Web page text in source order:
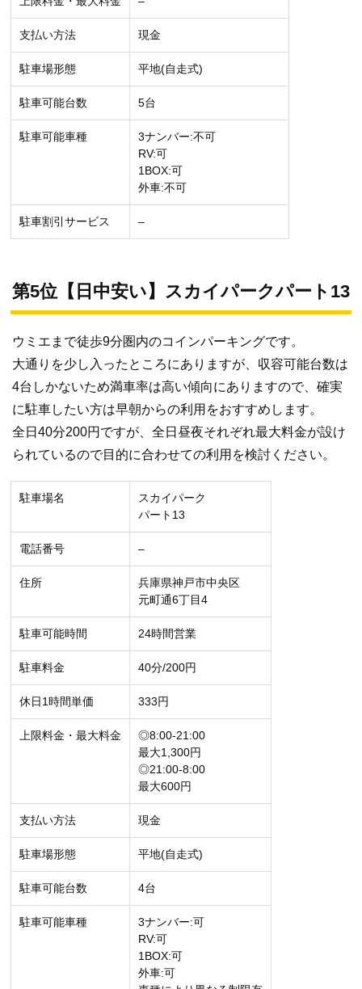
支払い方法 現金
駐車場形態 平地(自走式)
駐車可能台数 5台
駐車可能車種
3ナンバー:不可
RV:可
1BOX:可
外車:不可
駐車割引サービス –
第5位【日中安い】スカイパークパート13
ウミエまで徒歩9分圏内のコインパーキングです。
大通りを少し入ったところにありますが、収容可能台数は
4台しかないため満車率は高い傾向にありますので、確実
に駐車したい方は早朝からの利用をおすすめします。
全日40分200円ですが、全日昼夜それぞれ最大料金が設け
られているので目的に合わせての利用を検討ください。
駐車場名
スカイパーク
パート13
電話番号 –
住所
兵庫県神戸市中央区
元町通6丁目4
駐車可能時間 24時間営業
駐車料金 40分/200円
休日1時間単価 333円
上限料金・最大料金
◎8:00-21:00
最大1,300円
◎21:00-8:00
最大600円
支払い方法 現金
駐車場形態 平地(自走式)
駐車可能台数 4台
駐車可能車種
3ナンバー:可
RV:可
1BOX:可
外車:可